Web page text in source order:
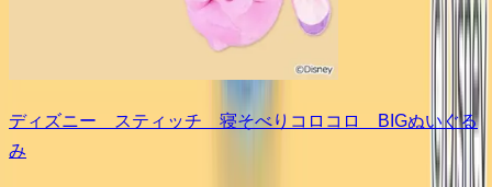
ディズニー スティッチ 寝そべりコロコロ BIGぬいぐる
み